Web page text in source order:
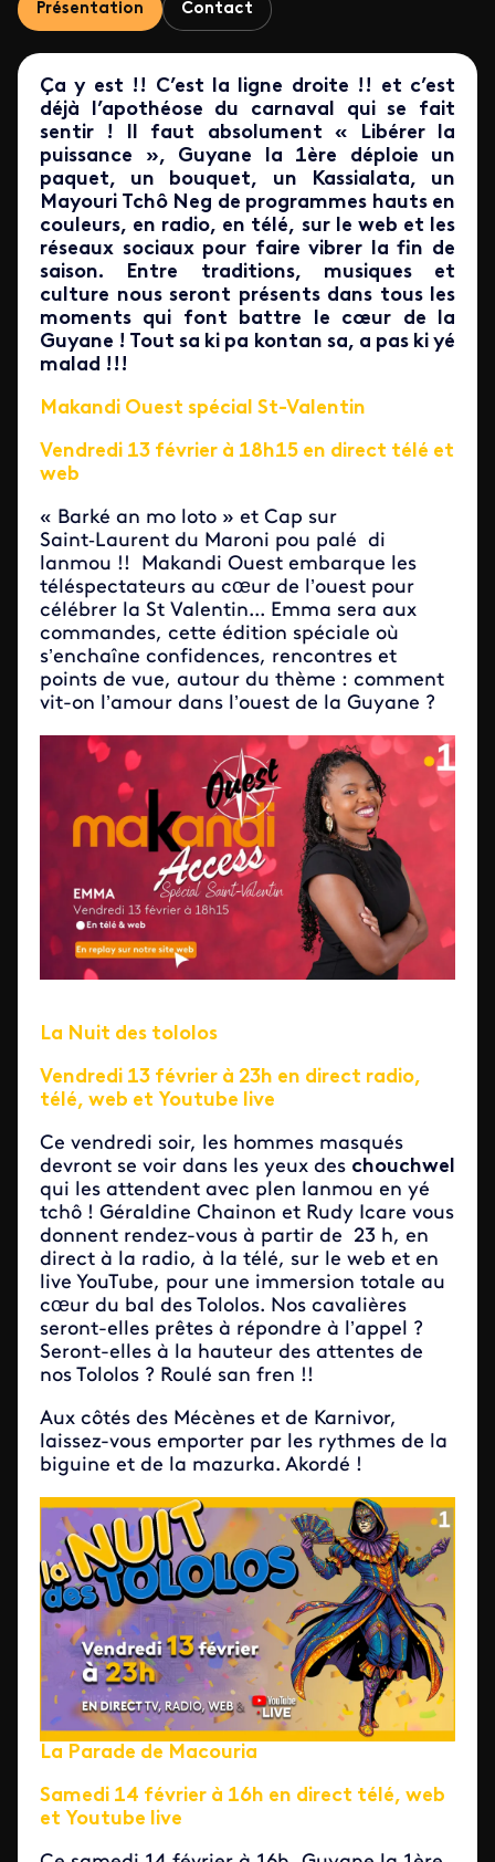
Présentation Contact
Ça y est !! C’est la ligne droite !! et c’est
déjà l’apothéose du carnaval qui se fait
sentir ! Il faut absolument « Libérer la
puissance », Guyane la 1ère déploie un
paquet, un bouquet, un Kassialata, un
Mayouri Tchô Neg de programmes hauts en
couleurs, en radio, en télé, sur le web et les
réseaux sociaux pour faire vibrer la fin de
saison. Entre traditions, musiques et
culture nous seront présents dans tous les
moments qui font battre le cœur de la
Guyane ! Tout sa ki pa kontan sa, a pas ki yé
malad !!!
Makandi Ouest spécial St-Valentin
Vendredi 13 février à 18h15 en direct télé et
web
« Barké an mo loto » et Cap sur
Saint‑Laurent du Maroni pou palé di
lanmou !! Makandi Ouest embarque les
téléspectateurs au cœur de l’ouest pour
célébrer la St Valentin... Emma sera aux
commandes, cette édition spéciale où
s’enchaîne confidences, rencontres et
points de vue, autour du thème : comment
vit-on l’amour dans l’ouest de la Guyane ?
La Nuit des tololos
Vendredi 13 février à 23h en direct radio,
télé, web et Youtube live
Ce vendredi soir, les hommes masqués
devront se voir dans les yeux des chouchwel
qui les attendent avec plen lanmou en yé
tchô ! Géraldine Chainon et Rudy Icare vous
donnent rendez-vous à partir de 23 h, en
direct à la radio, à la télé, sur le web et en
live YouTube, pour une immersion totale au
cœur du bal des Tololos. Nos cavalières
seront-elles prêtes à répondre à l’appel ?
Seront-elles à la hauteur des attentes de
nos Tololos ? Roulé san fren !!
Aux côtés des Mécènes et de Karnivor,
laissez-vous emporter par les rythmes de la
biguine et de la mazurka. Akordé !
La Parade de Macouria
Samedi 14 février à 16h en direct télé, web
et Youtube live